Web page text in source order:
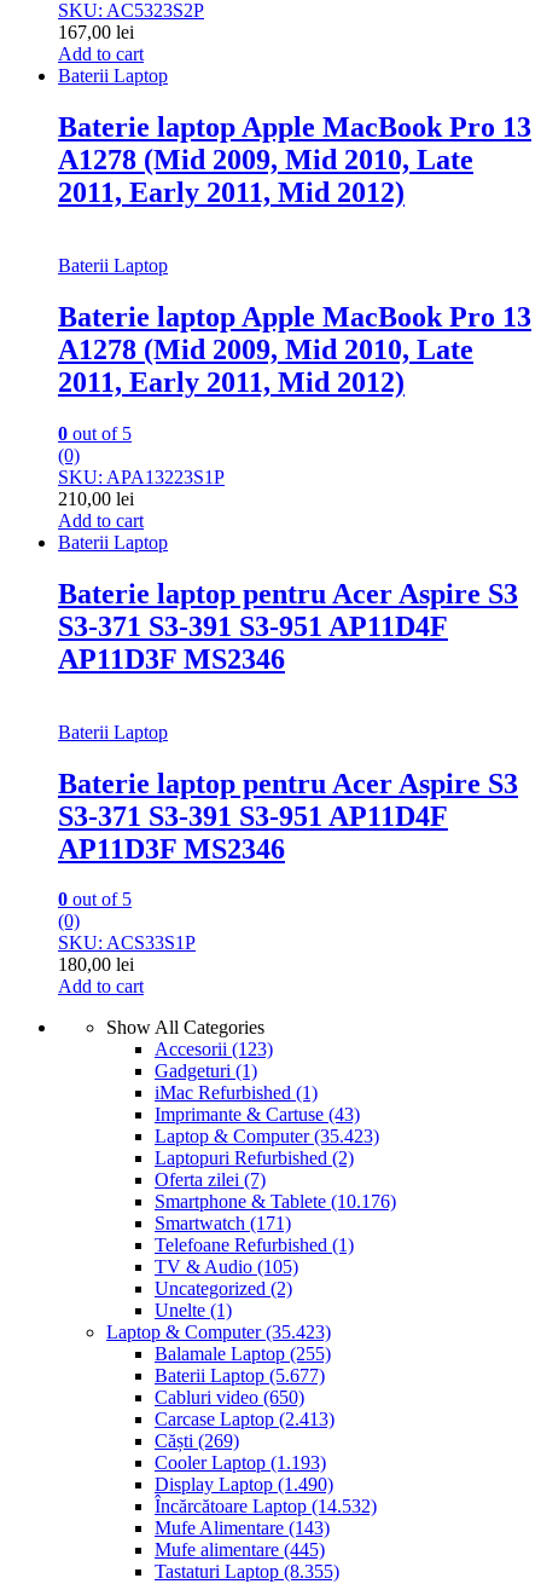
SKU: AC5323S2P
167,00 lei
Add to cart
Baterii Laptop
Baterie laptop Apple MacBook Pro 13
A1278 (Mid 2009, Mid 2010, Late
2011, Early 2011, Mid 2012)
Baterii Laptop
Baterie laptop Apple MacBook Pro 13
A1278 (Mid 2009, Mid 2010, Late
2011, Early 2011, Mid 2012)
0 out of 5
(0)
SKU: APA13223S1P
210,00 lei
Add to cart
Baterii Laptop
Baterie laptop pentru Acer Aspire S3
S3-371 S3-391 S3-951 AP11D4F
AP11D3F MS2346
Baterii Laptop
Baterie laptop pentru Acer Aspire S3
S3-371 S3-391 S3-951 AP11D4F
AP11D3F MS2346
0 out of 5
(0)
SKU: ACS33S1P
180,00 lei
Add to cart
Show All Categories
Accesorii (123)
Gadgeturi (1)
iMac Refurbished (1)
Imprimante & Cartuse (43)
Laptop & Computer(35.423)
Laptopuri Refurbished (2)
Oferta zilei (7)
Smartphone & Tablete (10.176)
Smartwatch (171)
Telefoane Refurbished (1)
TV & Audio (105)
Uncategorized (2)
Unelte (1)
Laptop & Computer(35.423)
Balamale Laptop (255)
Baterii Laptop (5.677)
Cabluri video (650)
Carcase Laptop (2.413)
Căști (269)
Cooler Laptop (1.193)
Display Laptop (1.490)
Încărcătoare Laptop (14.532)
Mufe Alimentare (143)
Mufe alimentare (445)
Tastaturi Laptop (8.355)